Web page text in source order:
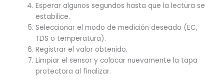
Esperar algunos segundos hasta que la lectura se
estabilice.
Seleccionar el modo de medición deseado (EC,
TDS o temperatura).
Registrar el valor obtenido.
Limpiar el sensor y colocar nuevamente la tapa
protectora al finalizar.